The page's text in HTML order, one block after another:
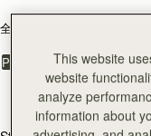
ぴったりのラグジュアリ
全ての商品を見る
PRODUCT MODEL
This website
website
analyze
information about